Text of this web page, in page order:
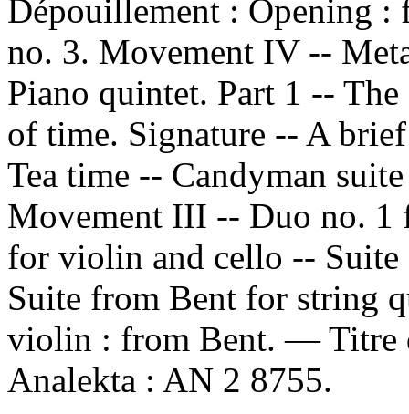
Dépouillement : Opening :
no. 3. Movement IV --
Piano quintet. Part 1 --
of time. Signature -- A
Tea time -- Candyman
Movement III -- Duo no.
for violin and cello --
Suite from Bent for string
violin : from Bent. — Titre
Analekta : AN 2 8755.